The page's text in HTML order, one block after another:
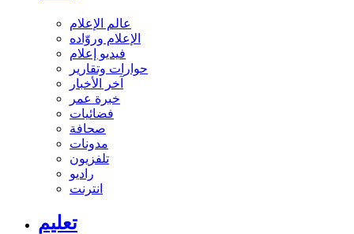
عالم الإعلام
الإعلام وروّاده
فيديو إعلام
حوارات وتقارير
آخر الأخبار
خبرة عمر
فضائيات
صحافة
مدونات
تلفزيون
راديو
انترنت
تعليم